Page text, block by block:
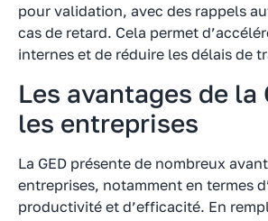
pour validation, avec des rappels
cas de retard. Cela permet
internes et de réduire les délais de
Les avantages de la
les entreprises
La GED présente de nombreux
entreprises, notamment en termes
productivité et d’efficacité. En